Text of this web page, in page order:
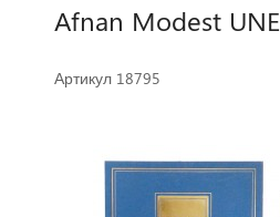
Afnan Modest UNE
Артикул 18795